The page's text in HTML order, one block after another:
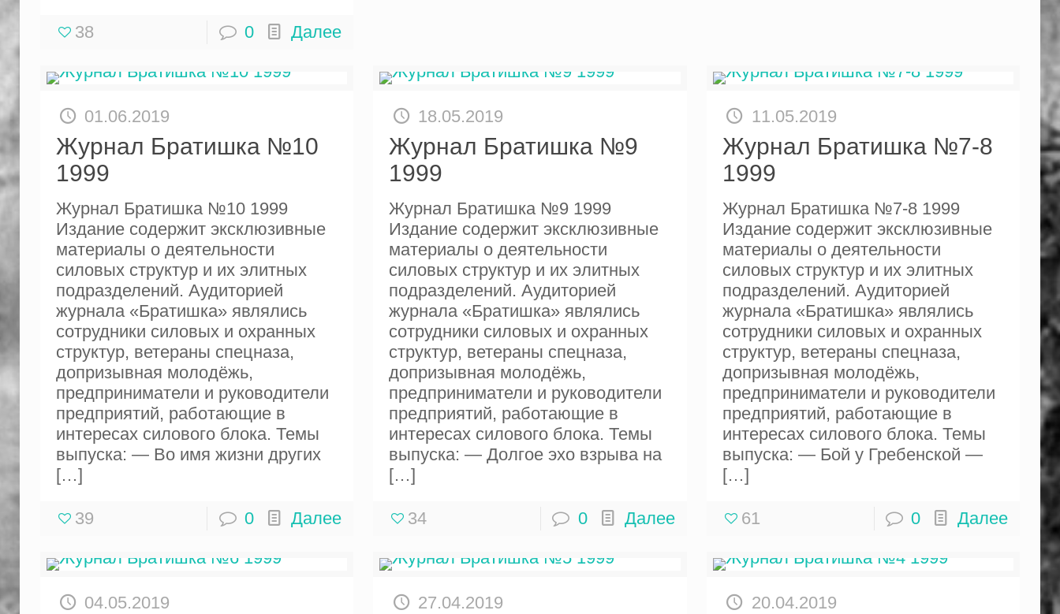
38 0 Далее
01.06.2019
Журнал Братишка №10
1999
Журнал Братишка №10 1999
Издание содержит эксклюзивные
материалы о деятельности
силовых структур и их элитных
подразделений. Аудиторией
журнала «Братишка» являлись
сотрудники силовых и охранных
структур, ветераны спецназа,
допризывная молодёжь,
предприниматели и руководители
предприятий, работающие в
интересах силового блока. Темы
выпуска: — Во имя жизни других
[…]
39 0 Далее
18.05.2019
Журнал Братишка №9
1999
Журнал Братишка №9 1999
Издание содержит эксклюзивные
материалы о деятельности
силовых структур и их элитных
подразделений. Аудиторией
журнала «Братишка» являлись
сотрудники силовых и охранных
структур, ветераны спецназа,
допризывная молодёжь,
предприниматели и руководители
предприятий, работающие в
интересах силового блока. Темы
выпуска: — Долгое эхо взрыва на
[…]
34 0 Далее
11.05.2019
Журнал Братишка №7-8
1999
Журнал Братишка №7-8 1999
Издание содержит эксклюзивные
материалы о деятельности
силовых структур и их элитных
подразделений. Аудиторией
журнала «Братишка» являлись
сотрудники силовых и охранных
структур, ветераны спецназа,
допризывная молодёжь,
предприниматели и руководители
предприятий, работающие в
интересах силового блока. Темы
выпуска: — Бой у Гребенской —
[…]
61 0 Далее
04.05.2019 27.04.2019 20.04.2019